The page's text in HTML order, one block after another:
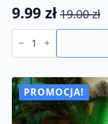
19.00zł
Pierwotna
cena
wynosiła:
19.00 zł.
9.99 zł
Aktualna
cena
wynosi:
9.99 zł.
ilość
EBOOK:
chroniczne
w
7
krokach.
PROMOCJA!